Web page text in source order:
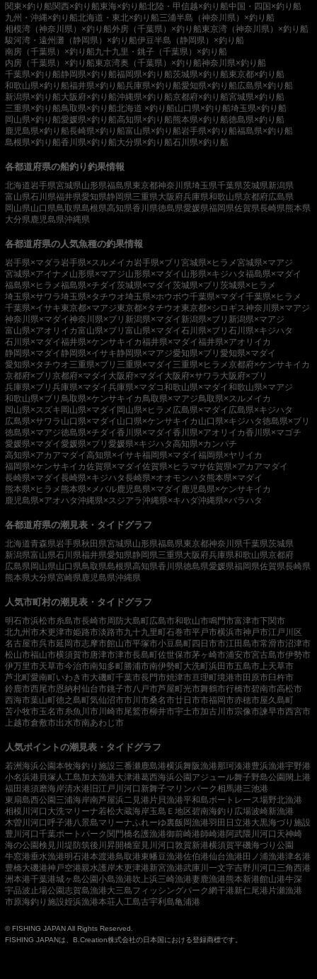
関東×釣り船関西×釣り船東海×釣り船北陸・甲信越×釣り船中国・四国×釣り船
九州・沖縄×釣り船北海道・東北×釣り船三浦半島（神奈川県）×釣り船
相模湾（神奈川県）×釣り船外房（千葉県）×釣り船東京湾（神奈川県）×釣り船
駿河湾・遠州灘（静岡県）×釣り船伊豆半島（静岡県）×釣り船
南房（千葉県）×釣り船九十九里・銚子（千葉県）×釣り船
内房（千葉県）×釣り船東京湾奥（千葉県）×釣り船神奈川県×釣り船
千葉県×釣り船静岡県×釣り船福岡県×釣り船茨城県×釣り船東京都×釣り船
和歌山県×釣り船福井県×釣り船兵庫県×釣り船愛知県×釣り船広島県×釣り船
新潟県×釣り船大阪府×釣り船沖縄県×釣り船京都府×釣り船宮城県×釣り船
三重県×釣り船鳥取県×釣り船北海道 ×釣り船山口県×釣り船埼玉県×釣り船
岡山県×釣り船愛媛県×釣り船高知県×釣り船熊本県×釣り船徳島県×釣り船
鹿児島県×釣り船長崎県×釣り船富山県×釣り船岩手県×釣り船福島県×釣り船
島根県×釣り船香川県×釣り船大分県×釣り船石川県×釣り船
各都道府県の船釣り釣果情報
北海道岩手県宮城県山形県福島県東京都神奈川県埼玉県千葉県茨城県新潟県
富山県石川県福井県愛知県静岡県三重県大阪府兵庫県和歌山県京都府広島県
岡山県山口県鳥取県島根県高知県香川県徳島県愛媛県福岡県佐賀県長崎県熊本県
大分県鹿児島県沖縄県
各都道府県の人気魚種の釣果情報
岩手県×マダラ岩手県×スルメイカ岩手県×ブリ 宮城県×ヒラメ宮城県×マアジ
宮城県×アイナメ 山形県×マアジ山形県×マダイ 山形県×キジハタ福島県×マダイ
福島県×ヒラメ福島県×チダイ茨城県×マダイ茨城県×ブリ 茨城県×ヒラメ
埼玉県×サワラ埼玉県×タチウオ埼玉県×ホウボウ千葉県×マダイ千葉県×ヒラメ
千葉県×イサキ東京都×マアジ東京都×タチウオ東京都×シロギス神奈川県×マアジ
神奈川県×マダイ神奈川県×ブリ 新潟県×マダイ 新潟県×ブリ 新潟県×マアジ
富山県×アオリイカ富山県×ブリ 富山県×マダイ石川県×ブリ 石川県×キジハタ
石川県×マダイ福井県×ケンサキイカ福井県×マダイ福井県×アオリイカ
静岡県×マダイ静岡県×イサキ静岡県×マアジ愛知県×ブリ 愛知県×マダイ
愛知県×タチウオ三重県×ブリ 三重県×マダイ 三重県×ヒラメ京都府×ケンサキイカ
京都府×ブリ 京都府×マダイ 大阪府×マダイ 大阪府×サワラ 大阪府×ブリ
兵庫県×ブリ 兵庫県×マダイ兵庫県×マダコ和歌山県×マダイ和歌山県×マアジ
和歌山県×ブリ 鳥取県×ケンサキイカ鳥取県×マアジ鳥取県×スルメイカ
岡山県×スズキ岡山県×マダイ 岡山県×ヒラメ 広島県×マダイ 広島県×キジハタ
広島県×サワラ 山口県×マダイ 山口県×ケンサキイカ 山口県×キジハタ徳島県×ブリ
徳島県×マアジ徳島県×チダイ香川県×マダイ香川県×アオリイカ香川県×マゴチ
愛媛県×マダイ愛媛県×ブリ 愛媛県×キジハタ高知県×カンパチ
高知県×アカアマダイ高知県×イサキ福岡県×マダイ福岡県×ヤリイカ
福岡県×ケンサキイカ佐賀県×マダイ佐賀県×ヒラマサ佐賀県×アカアマダイ
長崎県×マダイ長崎県×キジハタ長崎県×オオモンハタ 熊本県×マダイ
熊本県×ヒラメ 熊本県×メバル鹿児島県×マダイ 鹿児島県×ケンサキイカ
鹿児島県×アオハタ沖縄県×スジアラ沖縄県×キハダ沖縄県×バラハタ
各都道府県の潮見表・タイドグラフ
北海道青森県岩手県秋田県宮城県山形県福島県東京都神奈川県千葉県茨城県
新潟県富山県石川県福井県愛知県静岡県三重県大阪府兵庫県和歌山県京都府
広島県岡山県山口県鳥取県島根県高知県香川県徳島県愛媛県福岡県佐賀県長崎県
熊本県大分県宮崎県鹿児島県沖縄県
人気市町村の潮見表・タイドグラフ
明石市浜松市糸島市長崎市周防大島町広島市和歌山市鳴門市富津市下関市
北九州市木更津市姫路市淡路市九十九里町石巻市平戸市横浜市神戸市江戸川区
名古屋市呉市延岡市志摩市館山市平塚市小豆島町四日市市江田島市常滑市沼津市
松山市福山市横須賀市唐津市津市長島町佐世保市茅ヶ崎市浦安市宮古島市伊勢市
伊万里市天草市今治市南知多町勝浦市南伊勢町大洗町浜田市五島市 上天草市
芦北町愛南町いわき市大磯町千葉市長門市焼津市亘理町境港市田原市臼杵市
鈴鹿市西尾市恩納村仙台市銚子市八戸市芦屋町光市舞鶴市行橋市碧南市高松市
西海市葉山町徳之島町気仙沼市市川市桑名市廿日市市福岡市赤穂市屋久島町
苫小牧市玉名市糸魚川市川崎市尾鷲市柳井市宇土市加古川市宗像市諫早市西宮市
上越市倉敷市出水市南あわじ市
人気ポイントの潮見表・タイドグラフ
若洲海浜公園本牧海釣り施設三番瀬鹿島港横浜舞阪漁港那珂湊港豊浜漁港宇野港
小名浜港 貝塚人工島加太漁港大津港葛西海浜公園アジュール舞子野島公園閖上港
福田港須磨海岸清水港 旧江戸川河口 新舞子マリンパーク相馬港三池港
東扇島西公園三浦海岸南芦屋浜二見港 片貝漁港平和島ボートレース場野北漁港
相模川河口 大洗マリーナ若松大蔵海岸玉島Ｅ地区碧南海釣り広場波崎新漁港
木曽川河口呼子港八景島マリーナふれーゆ裏飯岡漁港羽田 日立港大黒海づり施設
豊川河口千葉ポートパーク関門橋名護漁港御前崎港師崎港阿武隈川河口 天神崎
海の公園検見川堤防筑後川昇開橋室見川河口敦賀新港横須賀平磯海づり公園
牛窓港垂水漁港明石港本渡港鳥取港東幡豆漁港佐伯港仙台漁港田ノ浦漁港津名港
豊橋大磯港神戸空港親水護岸木更津港新宮漁港武庫川一文字吉野川河口 三角西港
洲本港千葉港城ヶ島公園小島漁港吹上浜三崎漁港妻鹿漁港熊本新港館山港牛深
宇品波止場公園志賀島漁港大三島フィッシングパーク網干港新仁尾港 片瀬漁港
市原海釣り施設姪浜漁港本荘人工島古宇利島亀浦港
© FISHING JAPAN All Rights Reserved.
FISHING JAPANは、B.Creation株式会社の日本国における登録商標です。